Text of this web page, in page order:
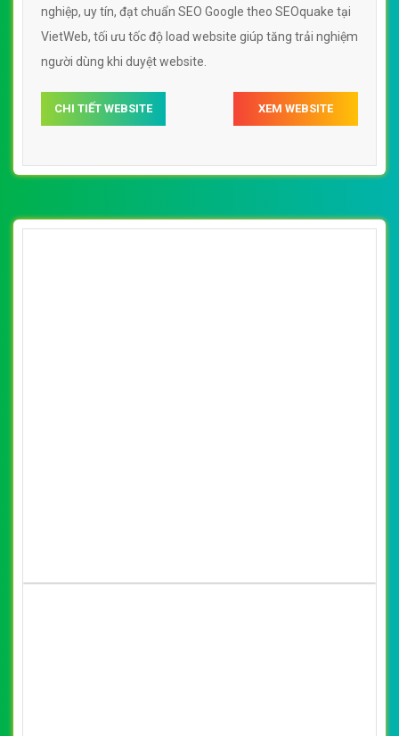
nghiệp, uy tín, đạt chuẩn SEO Google theo SEOquake tại
VietWeb, tối ưu tốc độ load website giúp tăng trải nghiệm
người dùng khi duyệt website.
CHI TIẾT WEBSITE XEM WEBSITE